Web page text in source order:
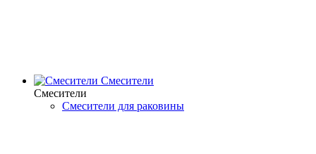
Смесители
Смесители
Смесители для раковины